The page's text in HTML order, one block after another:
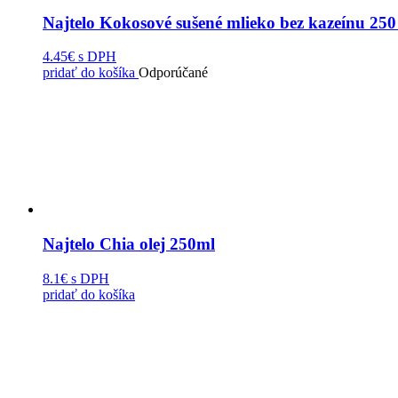
Najtelo Kokosové sušené mlieko bez kazeínu
4.45€ s DPH
pridať do košíka Odporúčané
Najtelo Chia olej 250ml
8.1€ s DPH
pridať do košíka